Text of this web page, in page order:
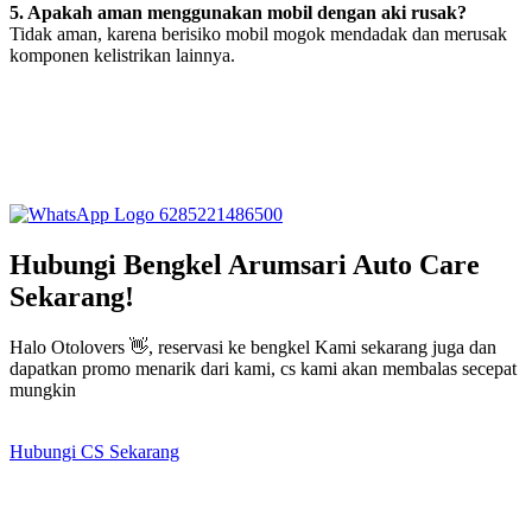
5. Apakah aman menggunakan mobil dengan aki rusak?
Tidak aman, karena berisiko mobil mogok mendadak dan merusak
komponen kelistrikan lainnya.
6285221486500
Hubungi Bengkel Arumsari Auto Care
Sekarang!
Halo Otolovers 👋, reservasi ke bengkel Kami sekarang juga dan
dapatkan promo menarik dari kami, cs kami akan membalas secepat
mungkin
Hubungi CS Sekarang